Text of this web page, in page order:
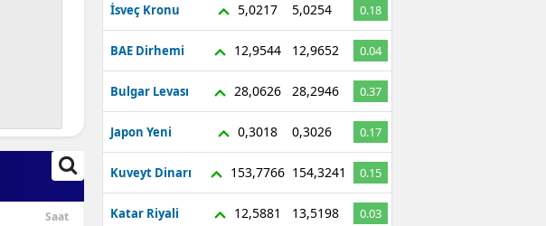
Saat
İsveç Kronu 5,0217 5,0254 0.18
BAE Dirhemi 12,9544 12,9652 0.04
Bulgar Levası 28,0626 28,2946 0.37
Japon Yeni 0,3018 0,3026 0.17
Kuveyt Dinarı 153,7766 154,3241 0.15
Katar Riyali 12,5881 13,5198 0.03